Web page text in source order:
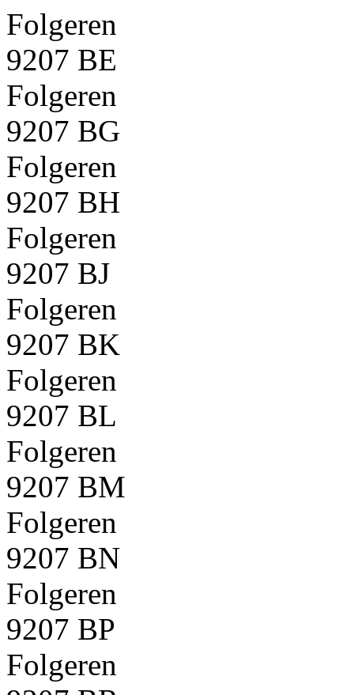
Folgeren
9207 BE
Folgeren
9207 BG
Folgeren
9207 BH
Folgeren
9207 BJ
Folgeren
9207 BK
Folgeren
9207 BL
Folgeren
9207 BM
Folgeren
9207 BN
Folgeren
9207 BP
Folgeren